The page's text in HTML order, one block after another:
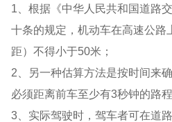
1、根据《中华人民共和国道路
十条的规定，机动车在高速公路
距）不得小于50米；
2、另一种估算方法是按时间来
必须距离前车至少有3秒钟的路程
3、实际驾驶时，驾车者可在道